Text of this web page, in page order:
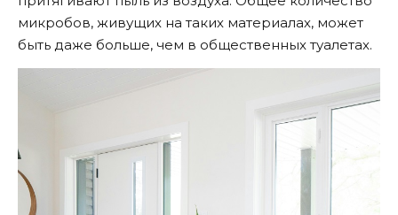
микробов, живущих на таких материалах, может
быть даже больше, чем в общественных туалетах.